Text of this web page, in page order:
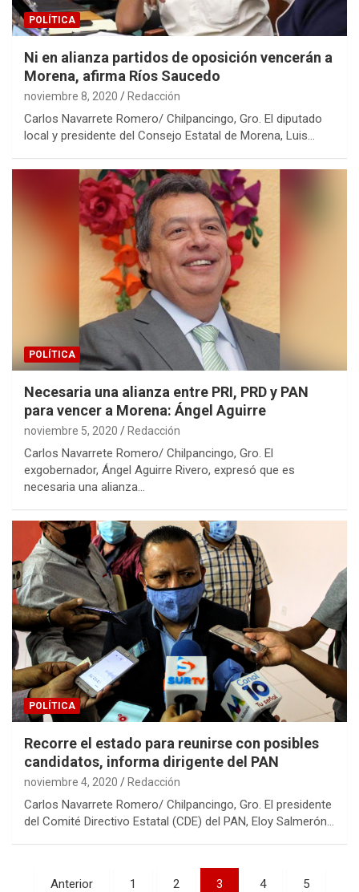
POLÍTICA
Ni en alianza partidos de oposición vencerán a
Morena, afirma Ríos Saucedo
noviembre 8, 2020 Redacción
Carlos Navarrete Romero/ Chilpancingo, Gro. El diputado
local y presidente del Consejo Estatal de Morena, Luis…
POLÍTICA
Necesaria una alianza entre PRI, PRD y PAN
para vencer a Morena: Ángel Aguirre
noviembre 5, 2020 Redacción
Carlos Navarrete Romero/ Chilpancingo, Gro. El
exgobernador, Ángel Aguirre Rivero, expresó que es
necesaria una alianza…
POLÍTICA
Recorre el estado para reunirse con posibles
candidatos, informa dirigente del PAN
noviembre 4, 2020 Redacción
Carlos Navarrete Romero/ Chilpancingo, Gro. El presidente
del Comité Directivo Estatal (CDE) del PAN, Eloy Salmerón…
Navegación
Anterior 1 2 3 4 5